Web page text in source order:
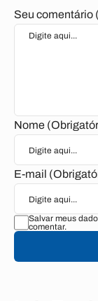
Seu comentário
Nome
E-mail
Salvar meus
comentar.